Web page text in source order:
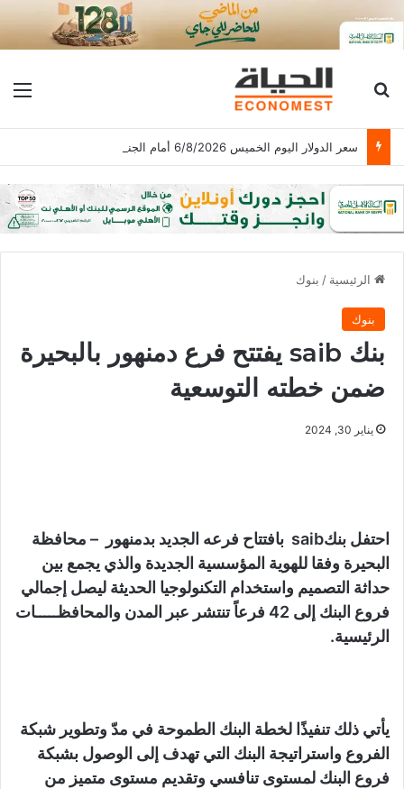
بحث عن
الرئيسية / بنوك
بنوك
بنك saib يفتتح فرع دمنهور بالبحيرة
ضمن خطته التوسعية
يناير 30, 2024
احتفل بنكsaib بافتتاح فرعه الجديد بدمنهور – محافظة
البحيرة وفقا للهوية المؤسسية الجديدة والذي يجمع بين
حداثة التصميم واستخدام التكنولوجيا الحديثة ليصل إجمالي
فروع البنك إلى 42 فرعاً تنتشر عبر المدن والمحافظـــــات
الرئيسية.
يأتي ذلك تنفيذًا لخطة البنك الطموحة في مدّ وتطوير شبكة
الفروع واستراتيجة البنك التي تهدف إلى الوصول بشبكة
فروع البنك لمستوى تنافسي وتقديم مستوى متميز من